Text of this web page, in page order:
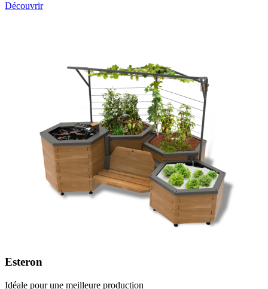
Découvrir
Esteron
Idéale pour une meilleure production